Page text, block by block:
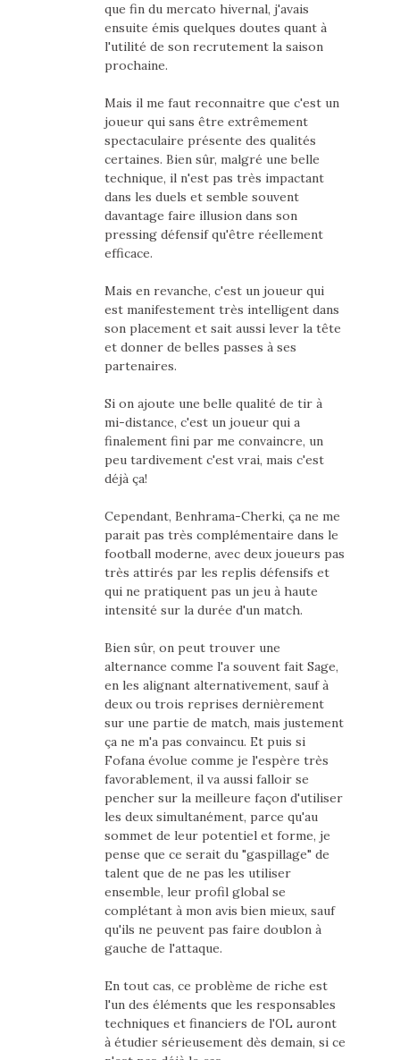
que fin du mercato hivernal, j'avais
ensuite émis quelques doutes quant à
l'utilité de son recrutement la saison
prochaine.
Mais il me faut reconnaitre que c'est un
joueur qui sans être extrêmement
spectaculaire présente des qualités
certaines. Bien sûr, malgré une belle
technique, il n'est pas très impactant
dans les duels et semble souvent
davantage faire illusion dans son
pressing défensif qu'être réellement
efficace.
Mais en revanche, c'est un joueur qui
est manifestement très intelligent dans
son placement et sait aussi lever la tête
et donner de belles passes à ses
partenaires.
Si on ajoute une belle qualité de tir à
mi-distance, c'est un joueur qui a
finalement fini par me convaincre, un
peu tardivement c'est vrai, mais c'est
déjà ça!
Cependant, Benhrama-Cherki, ça ne me
parait pas très complémentaire dans le
football moderne, avec deux joueurs pas
très attirés par les replis défensifs et
qui ne pratiquent pas un jeu à haute
intensité sur la durée d'un match.
Bien sûr, on peut trouver une
alternance comme l'a souvent fait Sage,
en les alignant alternativement, sauf à
deux ou trois reprises dernièrement
sur une partie de match, mais justement
ça ne m'a pas convaincu. Et puis si
Fofana évolue comme je l'espère très
favorablement, il va aussi falloir se
pencher sur la meilleure façon d'utiliser
les deux simultanément, parce qu'au
sommet de leur potentiel et forme, je
pense que ce serait du "gaspillage" de
talent que de ne pas les utiliser
ensemble, leur profil global se
complétant à mon avis bien mieux, sauf
qu'ils ne peuvent pas faire doublon à
gauche de l'attaque.
En tout cas, ce problème de riche est
l'un des éléments que les responsables
techniques et financiers de l'OL auront
à étudier sérieusement dès demain, si ce